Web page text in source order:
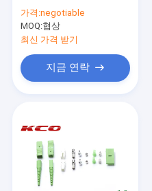
LSZH
가격:negotiable
MOQ:협상
최신 가격 받기
지금 연락